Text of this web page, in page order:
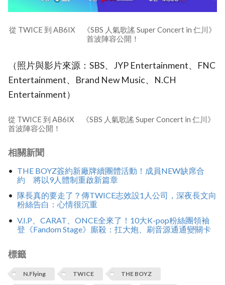
從 TWICE 到 AB6IX 《SBS 人氣歌謠 Super Concert in 仁川》
首波陣容公開！
（照片與影片來源：SBS、JYP Entertainment、FNC
Entertainment、Brand New Music、N.CH
Entertainment）
從 TWICE 到 AB6IX 《SBS 人氣歌謠 Super Concert in 仁川》
首波陣容公開！
相關新聞
THE BOYZ簽約新廠牌續團體活動！成員NEW缺席合
約 將以9人體制重啟新篇章
隊長真的要走了？傳TWICE志效設1人公司，深夜長文向
粉絲告白：心情很沉重
V.I.P、CARAT、ONCE全來了！10大K-pop粉絲團領袖
登《Fandom Stage》廝殺：扛大炮、刷音源通通變關卡
標籤
N.Flying TWICE THE BOYZ